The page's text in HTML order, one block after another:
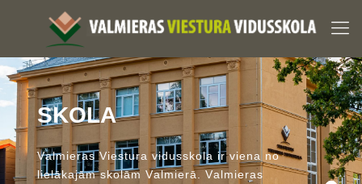
SKOLA
Valmieras Viestura vidusskola ir viena no
lielākajām skolām Valmierā Valmieras